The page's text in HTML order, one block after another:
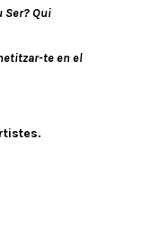
Ser? Qui
te en el